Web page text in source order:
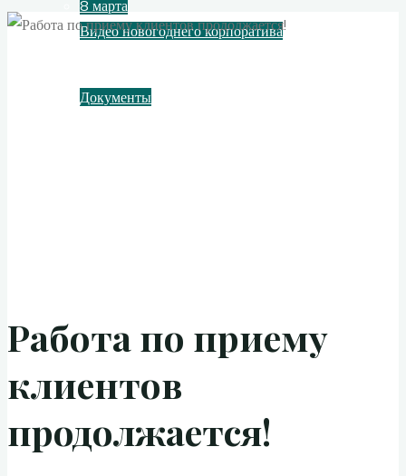
8 марта
Видео новогоднего корпоратива
Документы
Работа по приему
клиентов
продолжается!